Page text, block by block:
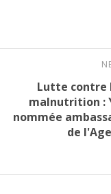
Lutte contre
malnutrition :
nommée
de